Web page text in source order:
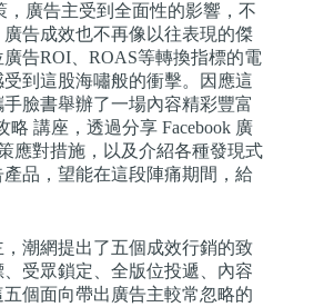
，廣告主受到全面性的影響，不
告成效也不再像以往表現的傑
告ROI、ROAS等轉換指標的電
到這股海嘯般的衝擊。因應這
臉書舉辦了一場內容精彩豐富
略 講座，透過分享 Facebook 廣
應對措施，以及介紹各種發現式
品，望能在這段陣痛期間，給
潮網提出了五個成效行銷的致
受眾鎖定、全版位投遞、內容
個面向帶出廣告主較常忽略的